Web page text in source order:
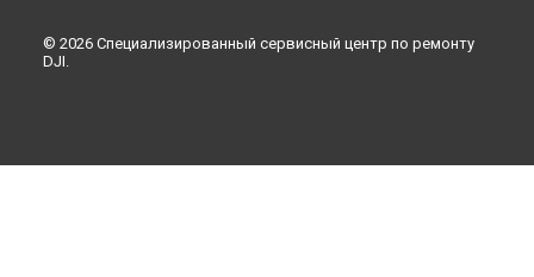
© 2026 Специализированный сервисный центр по ремонту
DJI.